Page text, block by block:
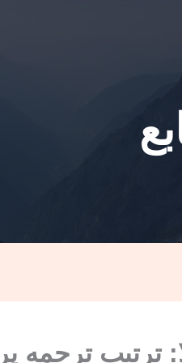
ترتیب ترجمه